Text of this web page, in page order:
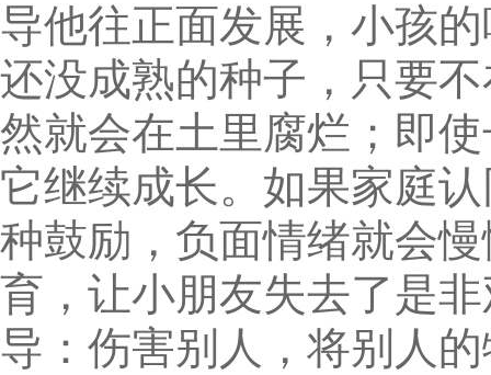
导他往正面发展，小孩
还没成熟的种子，只要
然就会在土里腐烂；即
它继续成长。如果家庭
种鼓励，负面情绪就会
育，让小朋友失去了是
导：伤害别人，将别人